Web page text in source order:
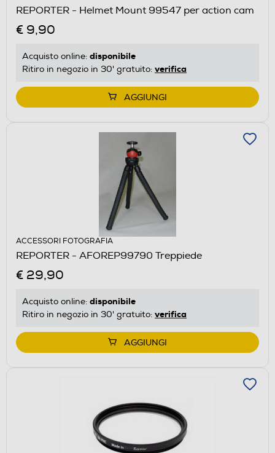
REPORTER - Helmet Mount 99547 per action cam
€ 9,90
Acquisto online: disponibile
Ritiro in negozio in 30' gratuito: verifica
AGGIUNGI
ACCESSORI FOTOGRAFIA
REPORTER - AFOREP99790 Treppiede
€ 29,90
Acquisto online: disponibile
Ritiro in negozio in 30' gratuito: verifica
AGGIUNGI